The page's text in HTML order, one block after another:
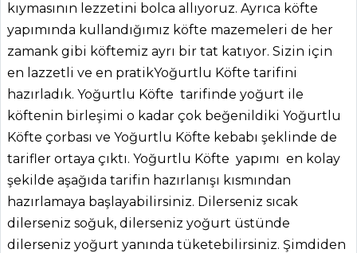
kıymasının lezzetini bolca allıyoruz. Ayrıca köfte
yapımında kullandığımız köfte mazemeleri de her
zamank gibi köftemiz ayrı bir tat katıyor. Sizin için
en lazzetli ve en pratikYoğurtlu Köfte tarifini
hazırladık. Yoğurtlu Köfte tarifinde yoğurt ile
köftenin birleşimi o kadar çok beğenildiki Yoğurtlu
Köfte çorbası ve Yoğurtlu Köfte kebabı şeklinde de
tarifler ortaya çıktı. Yoğurtlu Köfte yapımı en kolay
şekilde aşağıda tarifin hazırlanışı kısmından
hazırlamaya başlayabilirsiniz. Dilerseniz sıcak
dilerseniz soğuk, dilerseniz yoğurt üstünde
dilerseniz yoğurt yanında tüketebilirsiniz. Şimdiden